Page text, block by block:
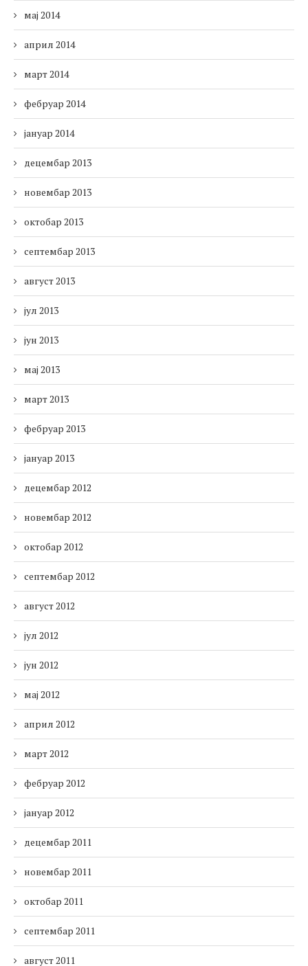
мај 2014
април 2014
март 2014
фебруар 2014
јануар 2014
децембар 2013
новембар 2013
октобар 2013
септембар 2013
август 2013
јул 2013
јун 2013
мај 2013
март 2013
фебруар 2013
јануар 2013
децембар 2012
новембар 2012
октобар 2012
септембар 2012
август 2012
јул 2012
јун 2012
мај 2012
април 2012
март 2012
фебруар 2012
јануар 2012
децембар 2011
новембар 2011
октобар 2011
септембар 2011
август 2011